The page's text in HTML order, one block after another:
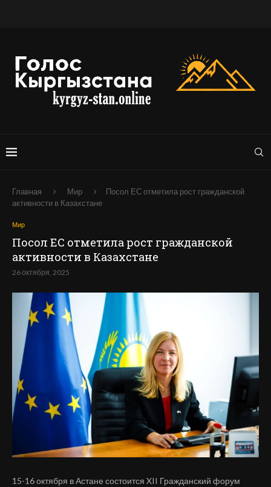
Главная Мир
Посол ЕС отметила рост гражданской
активности в Казахстане
Мир
Посол ЕС отметила рост гражданской
активности в Казахстане
26 октября, 2025
15-16 октября в Астане состоится XII Гражданский форум